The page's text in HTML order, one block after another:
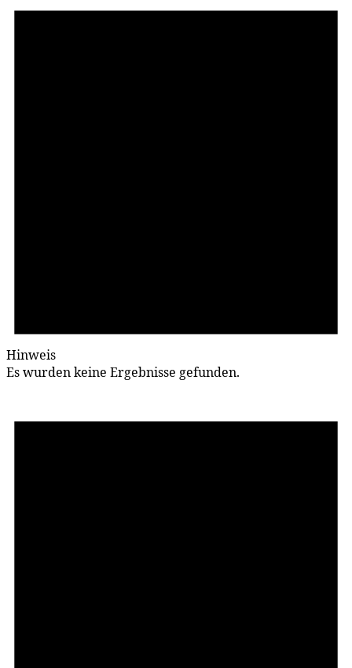
Hinweis
Es wurden keine Ergebnisse gefunden.